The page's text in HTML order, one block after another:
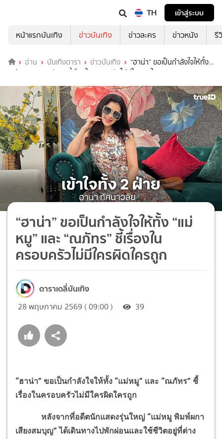
TH
เข้าสู่ระบบ
หน้าแรกบันเทิง
ข่าวบันเทิง ข่าวละคร ข่าวหนัง รี
อ่าน บันเทิงดารา ข่าวบันเทิง
“ฮาน่า” ขอเป็นกำลังใจให้ทั้ง
“แม่หมู” และ “ณภัทร” ชี้เรื่องในครอบครัวไม่มีใครผิดใครถูก
“ฮาน่า” ขอเป็นกำลังใจให้ทั้ง “แม่
หมู” และ “ณภัทร” ชี้เรื่องใน
ครอบครัวไม่มีใครผิดใครถูก
ดาราเดลี่บันเทิง
28 พฤษภาคม 2569 ( 09:00 ) 39
“ฮาน่า” ขอเป็นกำลังใจให้ทั้ง “แม่หมู” และ “ณภัทร” ชี้
เรื่องในครอบครัวไม่มีใครผิดใครถูก
หลังจากที่อดีตนักแสดงรุ่นใหญ่ “แม่หมู พิมพ์ผกา
เสียงสมบุญ” ได้เดินทางไปพักผ่อนและใช้ชีวิตอยู่ที่ต่าง